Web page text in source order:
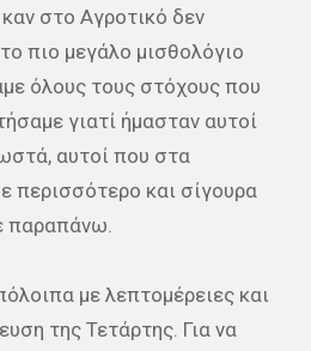
στο Αγροτικό δεν
πιο μεγάλο μισθολόγιο
όλους τους στόχους που
γιατί ήμασταν αυτοί
αυτοί που στα
περισσότερο και σίγουρα
παραπάνω.
με λεπτομέρειες και
της Τετάρτης. Για να